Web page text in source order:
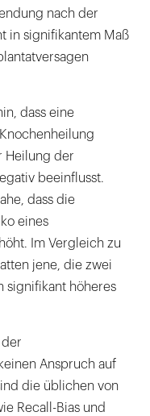
nach der
in signifikantem Maß
dass eine
Heilung der
beeinflusst.
dass die
eines
Im Vergleich zu
jene, die zwei
signifikant höheres
der
Anspruch auf
die üblichen von
Recall-Bias und